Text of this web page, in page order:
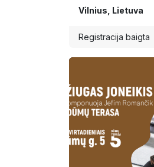
Vilnius Lietuva
Registracija baigta